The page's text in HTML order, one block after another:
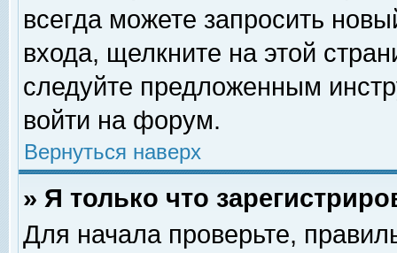
всегда можете запросить
входа, щелкните на этой
следуйте предложенным
войти на форум.
Вернуться наверх
» Я только что
Для начала проверьте,